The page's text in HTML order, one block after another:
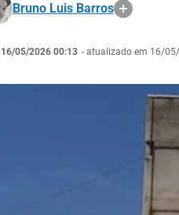
Bruno Luis Barros
16/05/2026 00:13 - atualizado em 16/